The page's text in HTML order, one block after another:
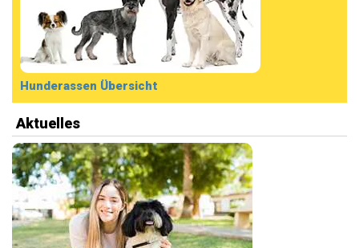
Hunderassen Übersicht
Aktuelles